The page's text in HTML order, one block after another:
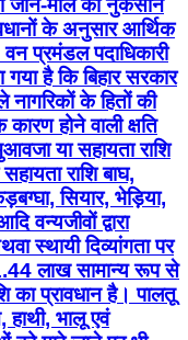
जान-माल को नुकसान
के अनुसार आर्थिक
प्रमंडल पदाधिकारी
है कि बिहार सरकार
के हितों की
होने वाली क्षति
या सहायता राशि
राशि बाघ,
सियार, भेड़िया,
वन्यजीवों द्वारा
स्थायी दिव्यांगता पर
लाख सामान्य रूप से
का प्रावधान है। पालतू
भालू एवं